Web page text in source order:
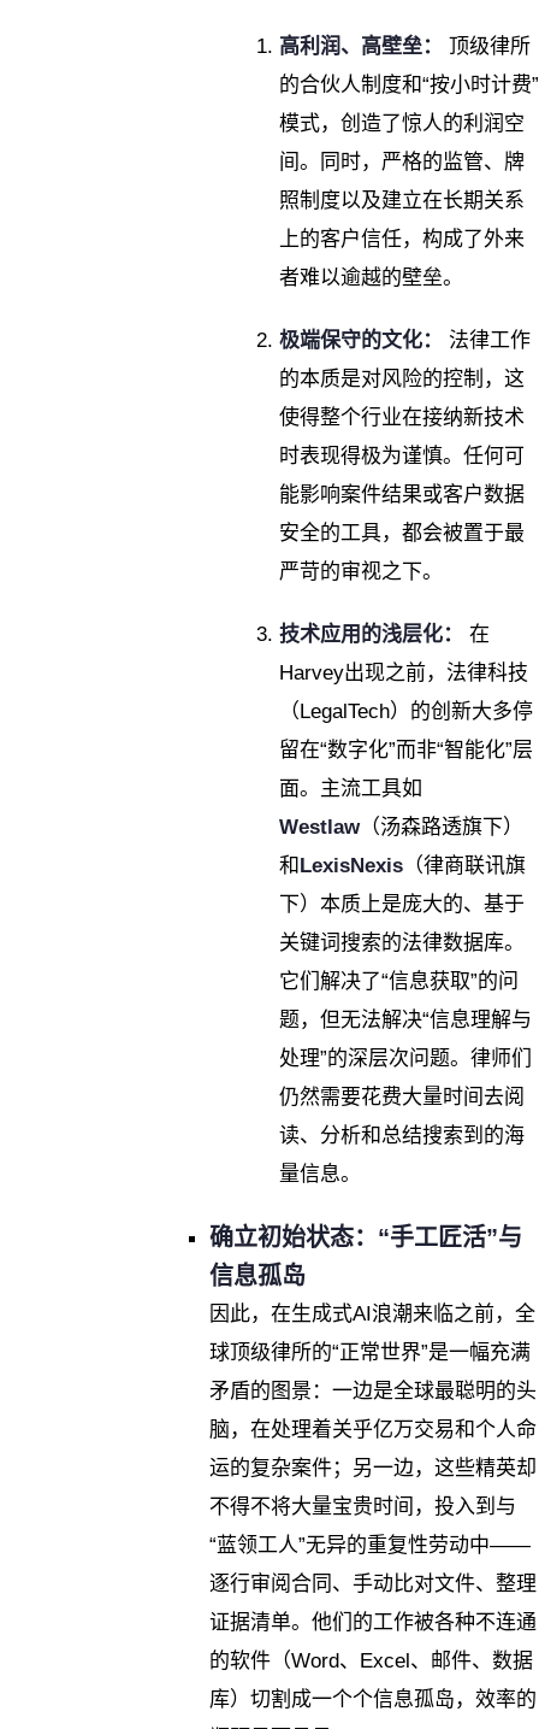
高利润、高壁垒：
顶级律所
的合伙人制度和“按小时计费”
模式，创造了惊人的利润空
间。同时，严格的监管、牌
照制度以及建立在长期关系
上的客户信任，构成了外来
者难以逾越的壁垒。
极端保守的文化：
法律工作
的本质是对风险的控制，这
使得整个行业在接纳新技术
时表现得极为谨慎。任何可
能影响案件结果或客户数据
安全的工具，都会被置于最
严苛的审视之下。
技术应用的浅层化：
在
Harvey出现之前，法律科技
（LegalTech）的创新大多停
留在“数字化”而非“智能化”层
面。主流工具如
Westlaw（汤森路透旗下）
和 LexisNexis （律商联讯旗
下）本质上是庞大的、基于
关键词搜索的法律数据库。
它们解决了“信息获取”的问
题，但无法解决“信息理解与
处理”的深层次问题。律师们
仍然需要花费大量时间去阅
读、分析和总结搜索到的海
量信息。
确立初始状态：“手工匠活”与
信息孤岛
因此，在生成式AI浪潮来临之前，全
球顶级律所的“正常世界”是一幅充满
矛盾的图景：一边是全球最聪明的头
脑，在处理着关乎亿万交易和个人命
运的复杂案件；另一边，这些精英却
不得不将大量宝贵时间，投入到与
“蓝领工人”无异的重复性劳动中——
逐行审阅合同、手动比对文件、整理
证据清单。他们的工作被各种不连通
的软件（Word、Excel、邮件、数据
库）切割成一个个信息孤岛，效率的